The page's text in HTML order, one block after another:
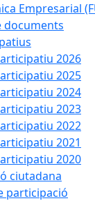
Empresarial
documents
2026
2025
2024
2023
2022
2021
2020
ciutadana
participació